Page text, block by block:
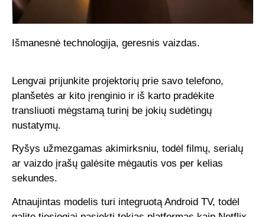
Išmanesnė technologija, geresnis vaizdas.
Lengvai prijunkite projektorių prie savo telefono,
planšetės ar kito įrenginio ir iš karto pradėkite
transliuoti mėgstamą turinį be jokių sudėtingų
nustatymų.
Ryšys užmezgamas akimirksniu, todėl filmų, serialų
ar vaizdo įrašų galėsite mėgautis vos per kelias
sekundes.
Atnaujintas modelis turi integruotą Android TV, todėl